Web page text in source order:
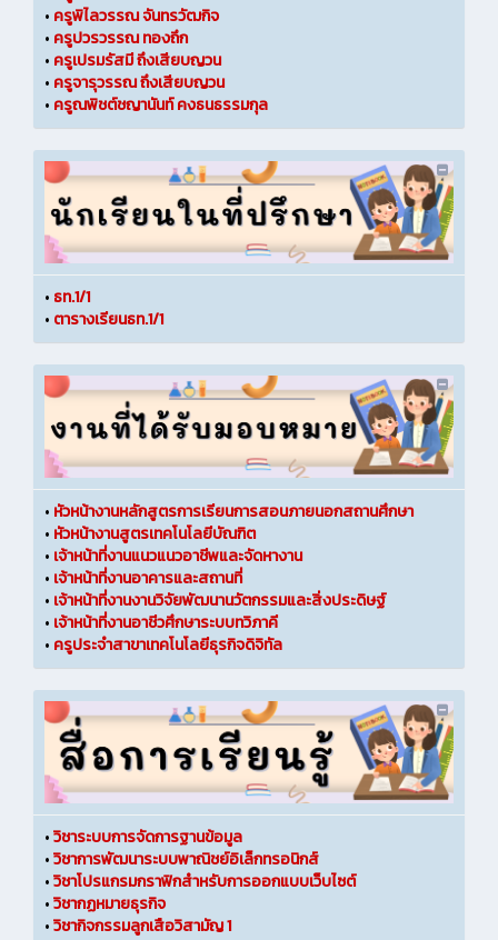
• ครูพิไลวรรณ จันทรวัฒกิจ
• ครูปวรวรรณ ทองถึก
• ครูเปรมรัสมี ถึงเสียบญวน
• ครูจารุวรรณ ถึงเสียบญวน
• ครูณพิชต์ชญานันท์ คงธนธรรมกุล
• ธท.1/1
• ตารางเรียนธท.1/1
• หัวหน้างานหลักสูตรการเรียนการสอนภายนอกสถานศึกษา
• หัวหน้างานสูตรเทคโนโลยีบัณฑิต
• เจ้าหน้าที่งานแนวแนวอาชีพและจัดหางาน
• เจ้าหน้าที่งานอาคารและสถานที่
• เจ้าหน้าที่งานงานวิจัยพัฒนานวัตกรรมและสิ่งประดิษฐ์
• เจ้าหน้าที่งานอาชีวศึกษาระบบทวิภาคี
• ครูประจำสาขาเทคโนโลยีธุรกิจดิจิทัล
•วิชาระบบการจัดการฐานข้อมูล
•วิชาการพัฒนาระบบพาณิชย์อิเล็กทรอนิกส์
•วิชาโปรแกรมกราฟิกสำหรับการออกแบบเว็บไซต์
•วิชากฏหมายธุรกิจ
•วิชากิจกรรมลูกเสือวิสามัญ 1